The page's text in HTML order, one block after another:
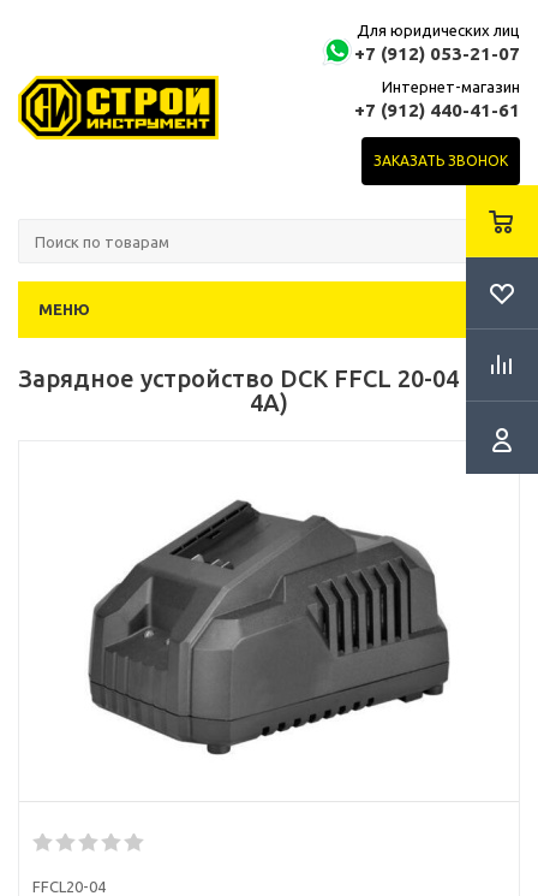
Для юридических лиц
+7 (912) 053-21-07
Интернет-магазин
+7 (912) 440-41-61
ЗАКАЗАТЬ ЗВОНОК
МЕНЮ
Зарядное устройство DCK FFCL 20-04 (18В,
4А)
FFCL20-04